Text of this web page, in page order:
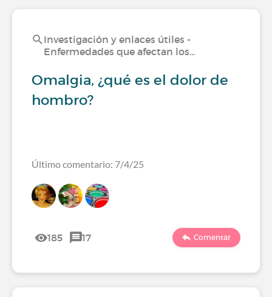
Investigación y enlaces útiles -
Enfermedades que afectan los…
Omalgia, ¿qué es el dolor de
hombro?
Último comentario: 7/4/25
185 17 Comentar